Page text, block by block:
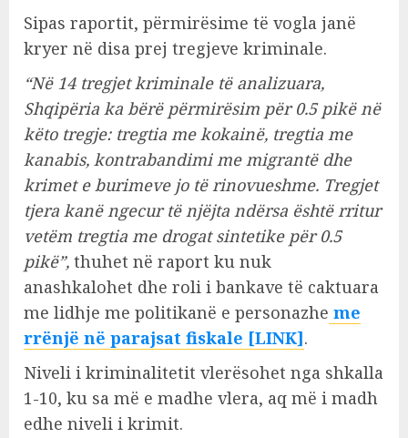
Sipas raportit, përmirësime të vogla janë
kryer në disa prej tregjeve kriminale.
“Në 14 tregjet kriminale të analizuara,
Shqipëria ka bërë përmirësim për 0.5 pikë në
këto tregje: tregtia me kokainë, tregtia me
kanabis, kontrabandimi me migrantë dhe
krimet e burimeve jo të rinovueshme. Tregjet
tjera kanë ngecur të njëjta ndërsa është rritur
vetëm tregtia me drogat sintetike për 0.5
pikë”, thuhet në raport ku nuk
anashkalohet dhe roli i bankave të caktuara
me lidhje me politikanë e personazhe me
rrënjë në parajsat fiskale [LINK].
Niveli i kriminalitetit vlerësohet nga shkalla
1-10, ku sa më e madhe vlera, aq më i madh
edhe niveli i krimit.